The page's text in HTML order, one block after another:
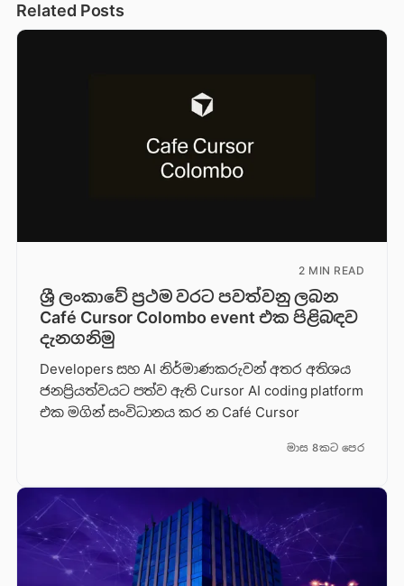
Related Posts
2 MIN READ
ශ්‍රී ලංකාවේ ප්‍රථම වරට පවත්වනු ලබන
Café Cursor Colombo event එක පිළිබඳව
දැනගනිමු
Developers සහ AI නිර්මාණකරුවන් අතර අතිශය
ජනප්‍රියත්වයට පත්ව ඇති Cursor AI coding platform
එක මගින් සංවිධානය කර න Café Cursor
මාස 8කට පෙර